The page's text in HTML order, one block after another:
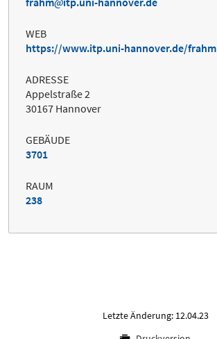
WEB
https://www.itp.uni-hannover.de/frahm
ADRESSE
Appelstraße 2
30167 Hannover
GEBÄUDE
3701
RAUM
238
Letzte Änderung: 12.04.23